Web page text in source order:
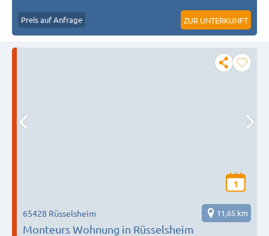
Preis auf Anfrage ZUR UNTERKUNFT
1
Monteurs Wohnung in Rüsselsheim
65428 Rüsselsheim 11,65 km